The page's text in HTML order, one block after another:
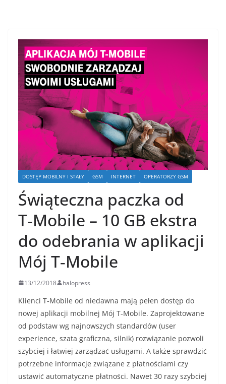
DOSTĘP MOBILNY I STAŁY GSM INTERNET OPERATORZY GSM
Świąteczna paczka od
T‑Mobile – 10 GB ekstra
do odebrania w aplikacji
Mój T‑Mobile
13/12/2018 halopress
Klienci T‑Mobile od niedawna mają pełen dostęp do
nowej aplikacji mobilnej Mój T‑Mobile. Zaprojektowane
od podstaw wg najnowszych standardów (user
experience, szata graficzna, silnik) rozwiązanie pozwoli
szybciej i łatwiej zarządzać usługami. A także sprawdzić
potrzebne informacje związane z płatnościami czy
ustawić automatyczne płatności. Nawet 30 razy szybciej